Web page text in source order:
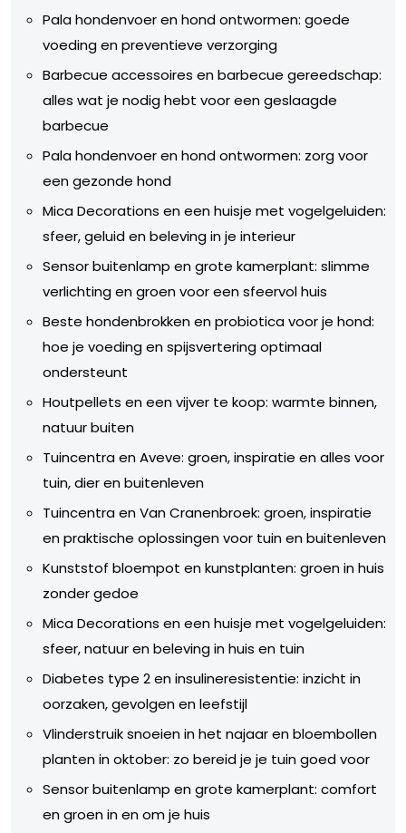
Pala hondenvoer en hond ontwormen: goede
voeding en preventieve verzorging
Barbecue accessoires en barbecue gereedschap:
alles wat je nodig hebt voor een geslaagde
barbecue
Pala hondenvoer en hond ontwormen: zorg voor
een gezonde hond
Mica Decorations en een huisje met vogelgeluiden:
sfeer, geluid en beleving in je interieur
Sensor buitenlamp en grote kamerplant: slimme
verlichting en groen voor een sfeervol huis
Beste hondenbrokken en probiotica voor je hond:
hoe je voeding en spijsvertering optimaal
ondersteunt
Houtpellets en een vijver te koop: warmte binnen,
natuur buiten
Tuincentra en Aveve: groen, inspiratie en alles voor
tuin, dier en buitenleven
Tuincentra en Van Cranenbroek: groen, inspiratie
en praktische oplossingen voor tuin en buitenleven
Kunststof bloempot en kunstplanten: groen in huis
zonder gedoe
Mica Decorations en een huisje met vogelgeluiden:
sfeer, natuur en beleving in huis en tuin
Diabetes type 2 en insulineresistentie: inzicht in
oorzaken, gevolgen en leefstijl
Vlinderstruik snoeien in het najaar en bloembollen
planten in oktober: zo bereid je je tuin goed voor
Sensor buitenlamp en grote kamerplant: comfort
en groen in en om je huis